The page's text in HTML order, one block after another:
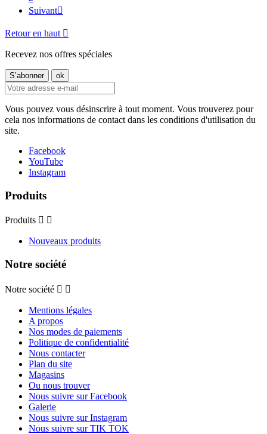
Suivant
Retour en haut 
Recevez nos offres spéciales
Vous pouvez vous désinscrire à tout moment. Vous trouverez pour
cela nos informations de contact dans les conditions d'utilisation du
site.
Facebook
YouTube
Instagram
Produits
Produits  
Nouveaux produits
Notre société
Notre société  
Mentions légales
A propos
Nos modes de paiements
Politique de confidentialité
Nous contacter
Plan du site
Magasins
Ou nous trouver
Nous suivre sur Facebook
Galerie
Nous suivre sur Instagram
Nous suivre sur TIK TOK